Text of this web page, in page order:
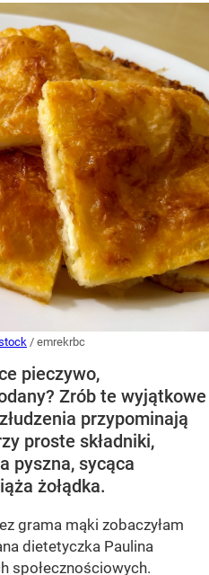
/ emrekrbc
pieczywo,
Zrób te wyjątkowe
przypominają
proste składniki,
pyszna, sycąca
żołądka.
grama mąki zobaczyłam
dietetyczka Paulina
społecznościowych.